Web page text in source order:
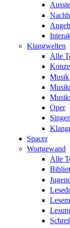
Klangwelten
Alle
Oper
Spacer
Wortgewand
Alle